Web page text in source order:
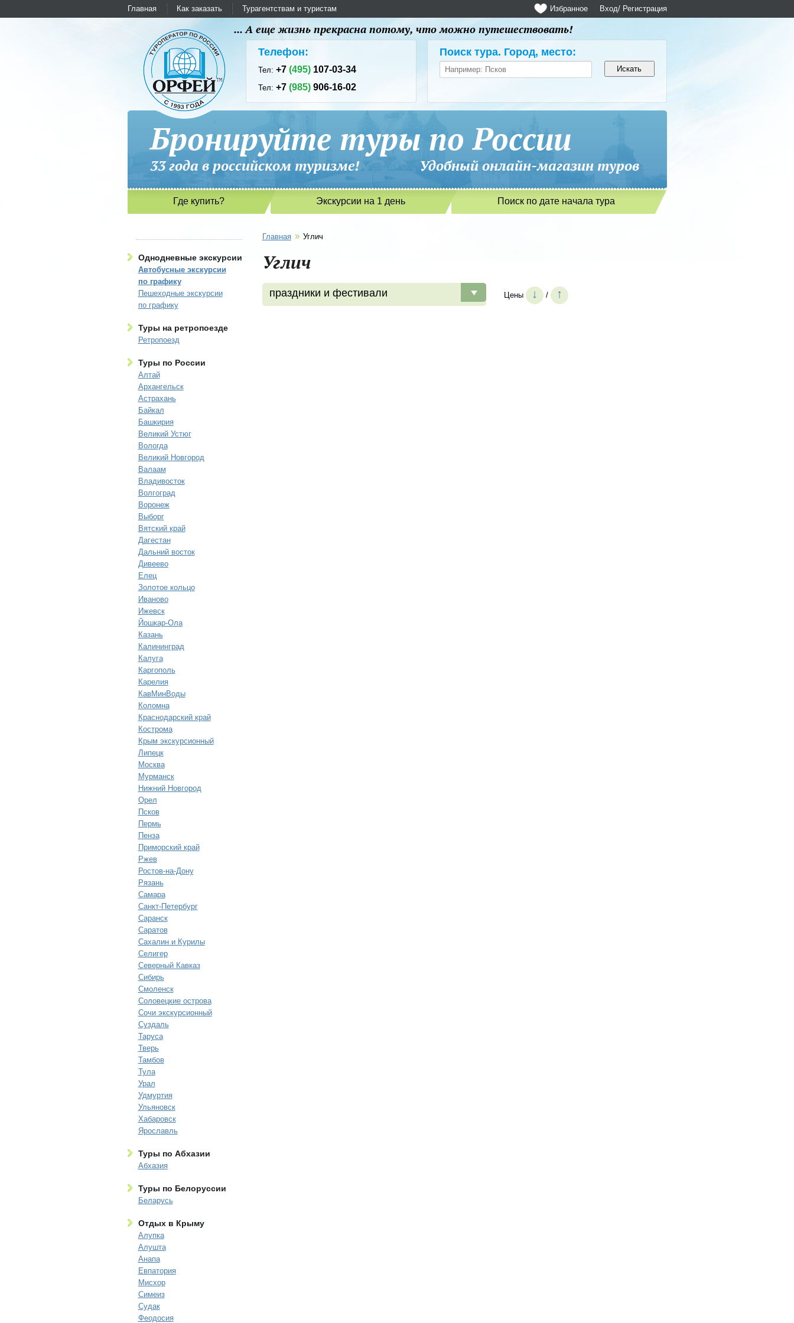
Главная Как заказать Турагентствам и туристам Вход/ Регистрация
Избранное
... А еще жизнь прекрасна потому, что можно путешествовать!
Телефон:
Тел:+7(495) 107-03-34
Тел:+7(985) 906-16-02
Поиск тура. Город, место:
Бронируйте туры по России
33 года в российском туризме! Удобный онлайн-магазин туров
Где купить? Экскурсии на 1 день Поиск по дате начала тура
Однодневные экскурсии
Автобусные экскурсии
по графику
Пешеходные экскурсии
по графику
Туры на ретропоезде
Ретропоезд
Туры по России
Алтай
Архангельск
Астрахань
Байкал
Башкирия
Великий Устюг
Вологда
Великий Новгород
Валаам
Владивосток
Волгоград
Воронеж
Выборг
Вятский край
Дагестан
Дальний восток
Дивеево
Елец
Золотое кольцо
Иваново
Ижевск
Йошкар-Ола
Казань
Калининград
Калуга
Каргополь
Карелия
КавМинВоды
Коломна
Краснодарский край
Кострома
Крым экскурсионный
Липецк
Москва
Мурманск
Нижний Новгород
Орел
Псков
Пермь
Пенза
Приморский край
Ржев
Ростов-на-Дону
Рязань
Самара
Санкт-Петербург
Саранск
Саратов
Сахалин и Курилы
Селигер
Северный Кавказ
Сибирь
Смоленск
Соловецкие острова
Сочи экскурсионный
Суздаль
Таруса
Тверь
Тамбов
Тула
Урал
Удмуртия
Ульяновск
Хабаровск
Ярославль
Туры по Абхазии
Абхазия
Туры по Белоруссии
Беларусь
Отдых в Крыму
Алупка
Алушта
Анапа
Евпатория
Мисхор
Симеиз
Судак
Феодосия
Главная » Углич
Углич
праздники и фестивали Цены ↓ / ↑